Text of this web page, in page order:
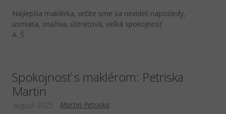
Najlepšia maklérka, určite sme sa nevideli naposledy,
usmiata, snaživa, ústretová, veľká spokojnosť
A. Š.
Spokojnosť s maklérom: Petriska
Martin
Martin Petriska
august 2025